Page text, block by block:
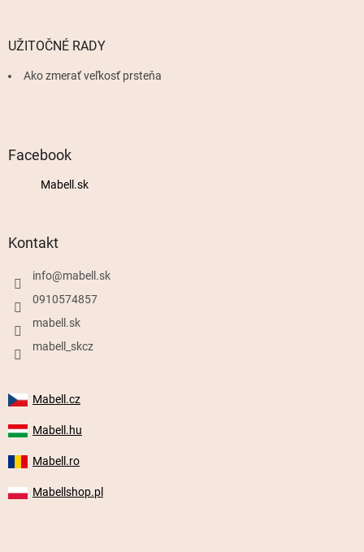
UŽITOČNÉ RADY
Ako zmerať veľkosť prsteňa
Facebook
Mabell.sk
Kontakt
info@mabell.sk
0910574857
mabell.sk
mabell_skcz
Mabell.cz
Mabell.hu
Mabell.ro
Mabellshop.pl